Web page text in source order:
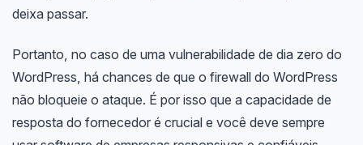
deixa passar.
Portanto, no caso de uma vulnerabilidade de dia zero do
WordPress, há chances de que o firewall do WordPress
não bloqueie o ataque. É por isso que a capacidade de
resposta do fornecedor é crucial e você deve sempre